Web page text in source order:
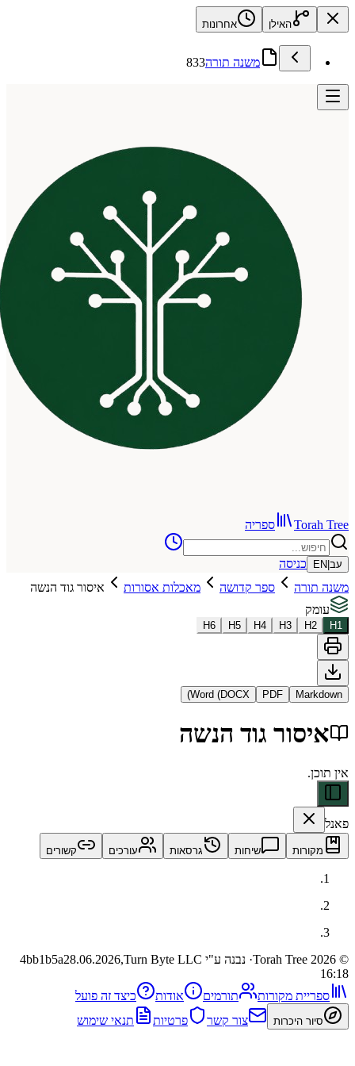
האילן אחרונות
משנה תורה833
ספריה
כניסה
ספר קדושה מאכלות אסורות
איסור גוד הנשה
H3
H4
H5
H6
PDF
Word (DOCX)
גוד הנשה
שיחות גרסאות עורכים קשורים
· נבנה ע"י Turn Byte LLC 4bb1b5a28.06.2026,
מקורות תורמים אודות כיצד זה פועל
היכרות צור קשר פרטיות תנאי שימוש